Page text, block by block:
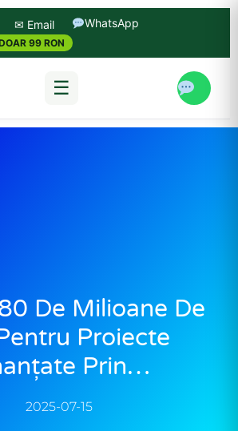
✉ Email WhatsApp
99 RON
☰
De Milioane De
Proiecte
Prin…
2025-07-15